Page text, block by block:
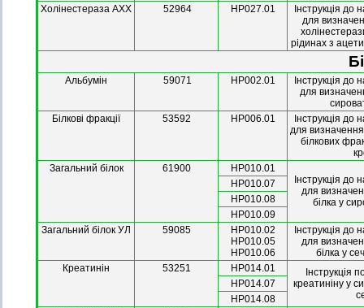
Холінестераза АХХ
52964 HP027.01
Інструкція до
для
рідинах з
Альбумін 59071 HP002.01
Інструкція до
для
Білкові фракції
53592 HP006.01
нструкція до
для
білкових
Загальний білок
61900
HP010.01
Інструкція до
для
білка у
HP010.07
HP010.08
HP010.09
Загальний білок УЛ
59085
HP010.02
HP010.05
HP010.06
Інструкція до
для
білка у
Креатинін
53251 HP014.01
Інструкція
креатиніну у
HP014.07
HP014.08